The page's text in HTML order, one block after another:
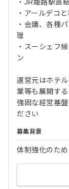
・JR姫路駅直
・アールデコ
・会議、各種
理
・スーシェフ
ン
運営元はホテ
業等も展開す
強固な経営基
ださい
募集背景
体制強化のため